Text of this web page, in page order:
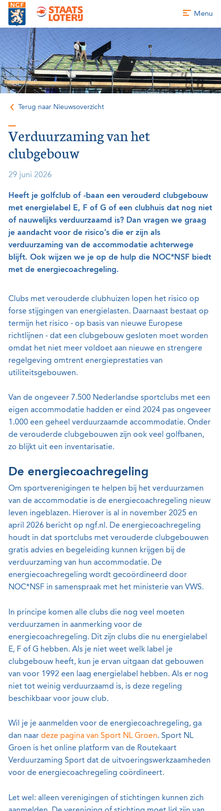
Menu
Terug naar Nieuwsoverzicht
Verduurzaming van het
clubgebouw
29 juni 2026
Heeft je golfclub of -baan een verouderd clubgebouw
met energielabel E, F of G of een clubhuis dat nog niet
of nauwelijks verduurzaamd is? Dan vragen we graag
je aandacht voor de risico’s die er zijn als
verduurzaming van de accommodatie achterwege
blijft. Ook wijzen we je op de hulp die NOC*NSF biedt
met de energiecoachregeling.
Clubs met verouderde clubhuizen lopen het risico op
forse stijgingen van energielasten. Daarnaast bestaat op
termijn het risico - op basis van nieuwe Europese
richtlijnen - dat een clubgebouw gesloten moet worden
omdat het niet meer voldoet aan nieuwe en strengere
regelgeving omtrent energieprestaties van
utiliteitsgebouwen.
Van de ongeveer 7.500 Nederlandse sportclubs met een
eigen accommodatie hadden er eind 2024 pas ongeveer
1.000 een geheel verduurzaamde accommodatie. Onder
de verouderde clubgebouwen zijn ook veel golfbanen,
zo blijkt uit een inventarisatie.
De energiecoachregeling
Om sportverenigingen te helpen bij het verduurzamen
van de accommodatie is de energiecoachregeling nieuw
leven ingeblazen. Hierover is al in november 2025 en
april 2026 bericht op ngf.nl. De energiecoachregeling
houdt in dat sportclubs met verouderde clubgebouwen
gratis advies en begeleiding kunnen krijgen bij de
verduurzaming van hun accommodatie. De
energiecoachregeling wordt gecoördineerd door
NOC*NSF in samenspraak met het ministerie van VWS.
In principe komen alle clubs die nog veel moeten
verduurzamen in aanmerking voor de
energiecoachregeling. Dit zijn clubs die nu energielabel
E, F of G hebben. Als je niet weet welk label je
clubgebouw heeft, kun je ervan uitgaan dat gebouwen
van voor 1992 een laag energielabel hebben. Als er nog
niet tot weinig verduurzaamd is, is deze regeling
beschikbaar voor jouw club.
Wil je je aanmelden voor de energiecoachregeling, ga
dan naar deze pagina van Sport NL Groen. Sport NL
Groen is het online platform van de Routekaart
Verduurzaming Sport dat de uitvoeringswerkzaamheden
voor de energiecoachregeling coördineert.
Let wel: alleen verenigingen of stichtingen kunnen zich